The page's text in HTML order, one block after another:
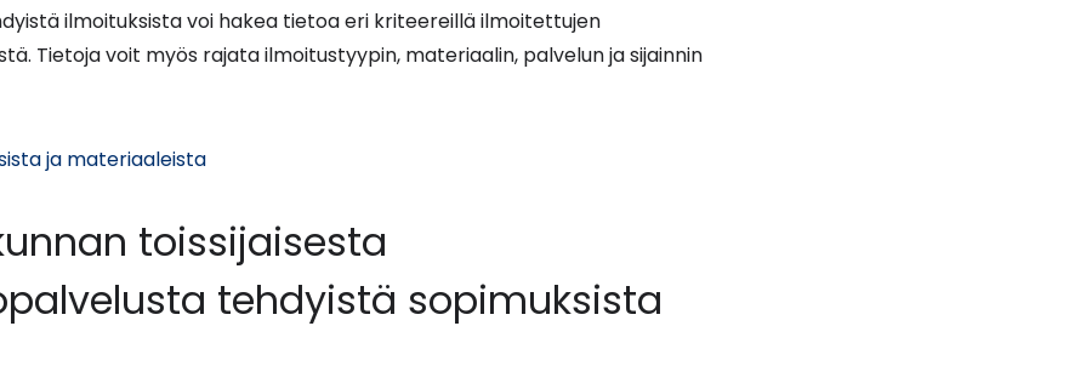
ilmoituksista voi hakea tietoa eri kriteereillä ilmoitettujen
Tietoja voit myös rajata ilmoitustyypin, materiaalin, palvelun ja sijainnin
ja materiaaleista(siirryt
palveluun)
toissijaisesta
tehdyistä sopimuksista